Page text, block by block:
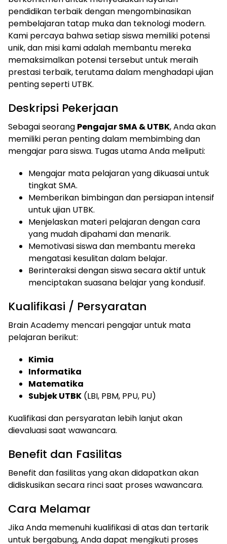
pendidikan terbaik dengan mengombinasikan
pembelajaran tatap muka dan teknologi modern.
Kami percaya bahwa setiap siswa memiliki potensi
unik, dan misi kami adalah membantu mereka
memaksimalkan potensi tersebut untuk meraih
prestasi terbaik, terutama dalam menghadapi ujian
penting seperti UTBK.
Deskripsi Pekerjaan
Sebagai seorang Pengajar SMA & UTBK, Anda akan
memiliki peran penting dalam membimbing dan
mengajar para siswa. Tugas utama Anda meliputi:
Mengajar mata pelajaran yang dikuasai untuk
tingkat SMA.
Memberikan bimbingan dan persiapan intensif
untuk ujian UTBK.
Menjelaskan materi pelajaran dengan cara
yang mudah dipahami dan menarik.
Memotivasi siswa dan membantu mereka
mengatasi kesulitan dalam belajar.
Berinteraksi dengan siswa secara aktif untuk
menciptakan suasana belajar yang kondusif.
Kualifikasi / Persyaratan
Brain Academy mencari pengajar untuk mata
pelajaran berikut:
Kimia
Informatika
Matematika
Subjek UTBK (LBI, PBM, PPU, PU)
Kualifikasi dan persyaratan lebih lanjut akan
dievaluasi saat wawancara.
Benefit dan Fasilitas
Benefit dan fasilitas yang akan didapatkan akan
didiskusikan secara rinci saat proses wawancara.
Cara Melamar
Jika Anda memenuhi kualifikasi di atas dan tertarik
untuk bergabung, Anda dapat mengikuti proses